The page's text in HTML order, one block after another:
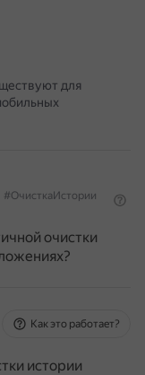
для
#ОчисткаИстории
очистки
Как это работает?
истории